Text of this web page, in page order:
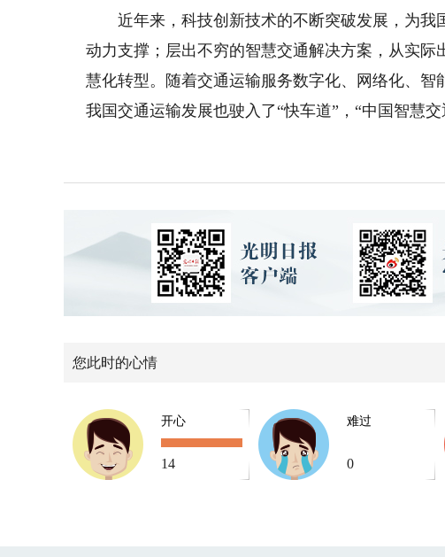
近年来，科技创新技术的不断突破发展，为我
动力支撑；层出不穷的智慧交通解决方案，从实
慧化转型。随着交通运输服务数字化、网络化、智
我国交通运输发展也驶入了“快车道”，“中国智慧交
您此时的心情
开心
14
难过
0